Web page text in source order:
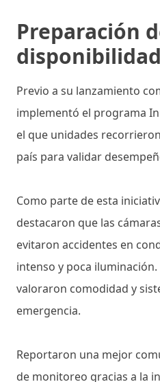
Preparación
disponibilidad
Previo a su lanzamiento
implementó el programa
el que unidades
país para validar
Como parte de esta
destacaron que las
evitaron accidentes en
intenso y poca
valoraron comodidad y
emergencia.
Reportaron una mejor
de monitoreo gracias a la